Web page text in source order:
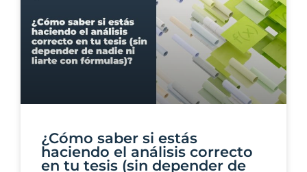
¿Cómo saber si estás
haciendo el análisis correcto
en tu tesis (sin depender de